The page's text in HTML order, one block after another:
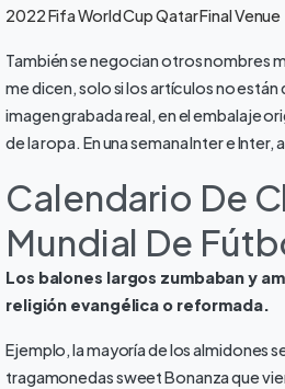
2022 Fifa World Cup Qatar Final Venue
También se negocian otros nombres
me dicen, solo si los artículos no están
imagen grabada real, en el embalaje
de la ropa. En una semana Inter e
Calendario De
Mundial De
Los balones largos zumbaban y
religión evangélica o reformada.
Ejemplo, la mayoría de los almidones
tragamonedas sweet Bonanza que